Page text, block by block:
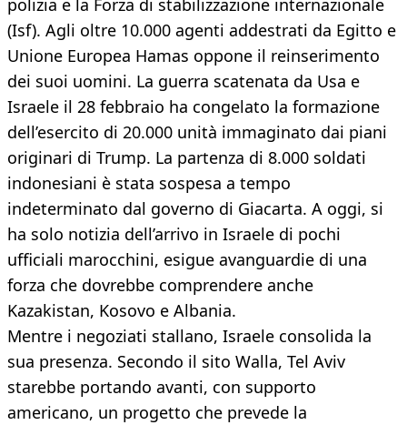
polizia e la Forza di stabilizzazione internazionale
(Isf). Agli oltre 10.000 agenti addestrati da Egitto e
Unione Europea Hamas oppone il reinserimento
dei suoi uomini. La guerra scatenata da Usa e
Israele il 28 febbraio ha congelato la formazione
dell’esercito di 20.000 unità immaginato dai piani
originari di Trump. La partenza di 8.000 soldati
indonesiani è stata sospesa a tempo
indeterminato dal governo di Giacarta. A oggi, si
ha solo notizia dell’arrivo in Israele di pochi
ufficiali marocchini, esigue avanguardie di una
forza che dovrebbe comprendere anche
Kazakistan, Kosovo e Albania.
Mentre i negoziati stallano, Israele consolida la
sua presenza. Secondo il sito Walla, Tel Aviv
starebbe portando avanti, con supporto
americano, un progetto che prevede la